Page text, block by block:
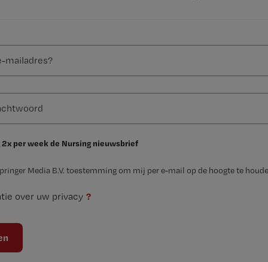
2x per week de Nursing nieuwsbrief
Media B.V. toestemming om mij per e-mail op de hoogte te
over uw privacy ?